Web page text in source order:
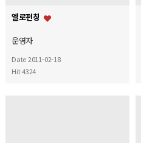
엘로펀칭
운영자
Date 2011-02-18
Hit 4324